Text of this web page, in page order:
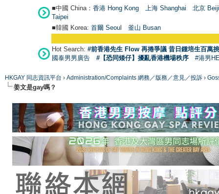
■中國 China： 香港 Hong Kong 上海 Shanghai
北京
Taipei
■韓國 Korea: 首爾 Seoul 釜山 Busan
Hot Search: #前香港先生 Flow 再捲爭議 昔日鍾培生百萬
國泰男男廣告
#【恐同矮仔】擾亂香港機場秩序 #港男
HKGAY 同志資訊平台 › Administration/Complaints 網務／版務／意見／投訴 ›
姜文是gay嗎？